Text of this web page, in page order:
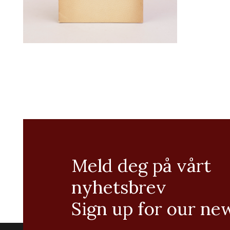
Meld deg på vårt
nyhetsbrev
Sign up for our